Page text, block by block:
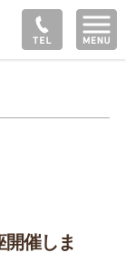
開催しま